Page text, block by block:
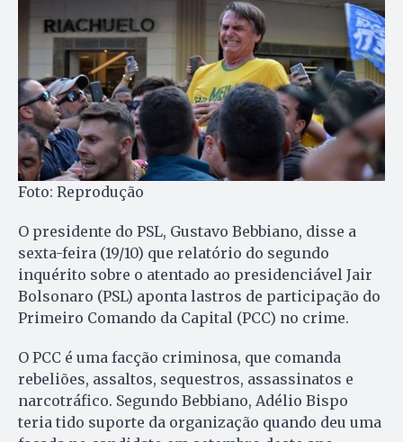
Foto: Reprodução
O presidente do PSL, Gustavo Bebbiano, disse a
sexta-feira (19/10) que relatório do segundo
inquérito sobre o atentado ao presidenciável Jair
Bolsonaro (PSL) aponta lastros de participação do
Primeiro Comando da Capital (PCC) no crime.
O PCC é uma facção criminosa, que comanda
rebeliões, assaltos, sequestros, assassinatos e
narcotráfico. Segundo Bebbiano, Adélio Bispo
teria tido suporte da organização quando deu uma